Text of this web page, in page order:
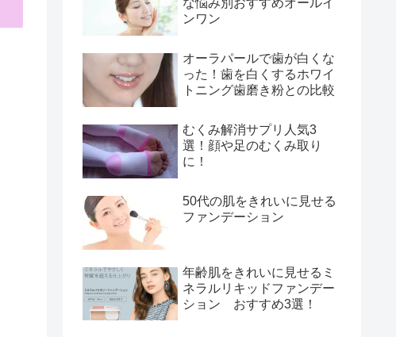
ンワン
オーラパールで歯が白くな
った！歯を白くするホワイ
トニング歯磨き粉との比較
むくみ解消サプリ人気3
選！顔や足のむくみ取り
に！
50代の肌をきれいに見せる
ファンデーション
年齢肌をきれいに見せるミ
ネラルリキッドファンデー
ション おすすめ3選！